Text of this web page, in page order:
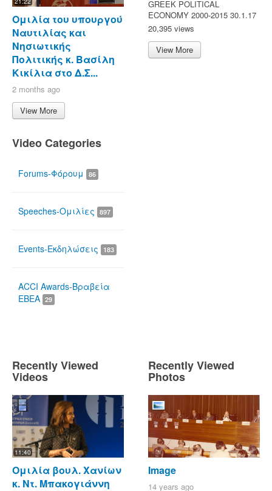
Ομιλία του υπουργού
Ναυτιλίας και
Νησιωτικής
Πολιτικής κ. Βασίλη
Κικίλια στο Δ.Σ...
2 months ago
View More
Video Categories
Forums-Φόρουμ 86
Speeches-Ομιλίες 897
Events-Εκδηλώσεις 183
ACCI Awards-Βραβεία
ΕΒΕΑ 29
GREEK POLITICAL
ECONOMY 2000-2015 30.1.17
20,395 views
View More
Recently Viewed
Videos
11:40
Ομιλία βουλ. Χανίων
κ. Ντ. Μπακογιάννη
Recently Viewed
Photos
Image
14 years ago